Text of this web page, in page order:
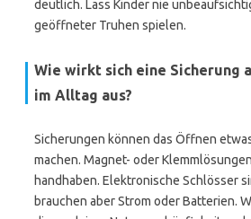
deutlich. Lass Kinder nie
geöffneter Truhen spielen.
Wie wirkt sich eine Sicherung
im Alltag aus?
Sicherungen können das Öffnen
machen. Magnet- oder
handhaben. Elektronische Schlösser
brauchen aber Strom oder Batterien.